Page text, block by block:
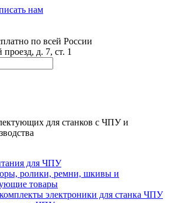
нам
по всей России
д. 7, ст. 1
для станков с ЧПУ и
для ЧПУ
ролики, ремни, шкивы и
товары
электроники для станка ЧПУ